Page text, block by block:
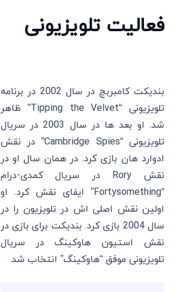
فعالیت تلویزیونی
بندیکت کامبربچ در سال 2002 در برنامه
تلویزیونی “Tipping the Velvet” ظاهر
شد. او بعد ها در سال 2003 در سریال
تلویزیونی “Cambridge Spies” در نقش
ادوارد هان بازی کرد. در همان سال او در
نقش Rory در سریال کمدی-درام
“Fortysomething” ایفای نقش کرد. او
اولین نقش اصلی ‌اش در تلویزیون را در
سال 2004 بازی کرد. بندیکت برای بازی در
نقش استیون هاوکینگ در سریال
تلویزیونی موفق “هاوکینگ” انتخاب شد.